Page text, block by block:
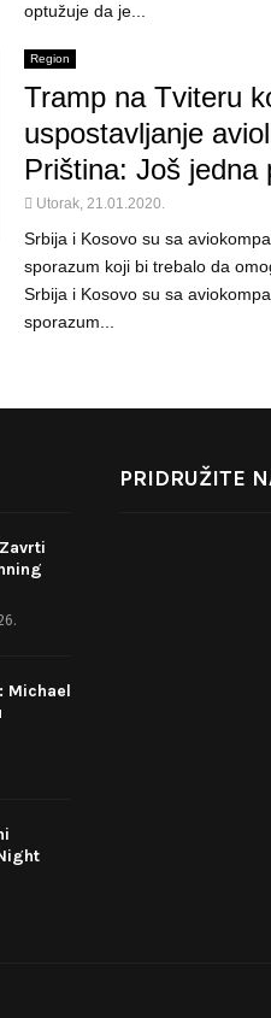
optužuje da je...
Region
Tramp na Tviteru
uspostavljanje
Priština: Još jedna
Utorak, 21.01.2020.
Srbija i Kosovo su sa
sporazum koji bi trebalo da
Srbija i Kosovo su sa
sporazum...
Michael
PRIDRUŽITE